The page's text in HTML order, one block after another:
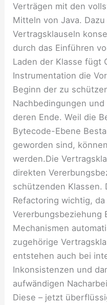
Verträgen mit den
Mitteln von Java.
Vertragsklauseln
durch das Einführen
Laden der Klasse fügt
Instrumentation die
Beginn der zu
Nachbedingungen
deren Ende. Weil die
Bytecode-Ebene
geworden sind,
werden.Die
direkten
schützenden Klassen.
Refactoring wichtig,
Vererbungsbeziehung
Mechanismen
zugehörige
entstehen auch bei
Inkonsistenzen und
aufwändigen
Diese – jetzt